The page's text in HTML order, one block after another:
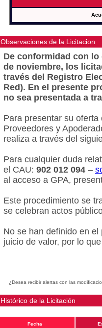
Observaciones de la Licitacion
De conformidad con lo
de noviembre, los
través del Registro
Red). En el presente
no sea presentada a
Para presentar su
Proveedores y
realiza a través del
Para cualquier duda
el CAU: 902 012 094 –
al acceso a GPA,
Este procedimiento se
se celebran actos
No se han definido en
juicio de valor, por lo
¿Desea recibir alertas con las
Histórico de la Licitación
Fecha